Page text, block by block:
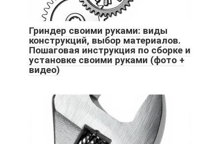
Гриндер своими руками: виды
конструкций, выбор материалов.
Пошаговая инструкция по сборке и
установке своими руками (фото +
видео)